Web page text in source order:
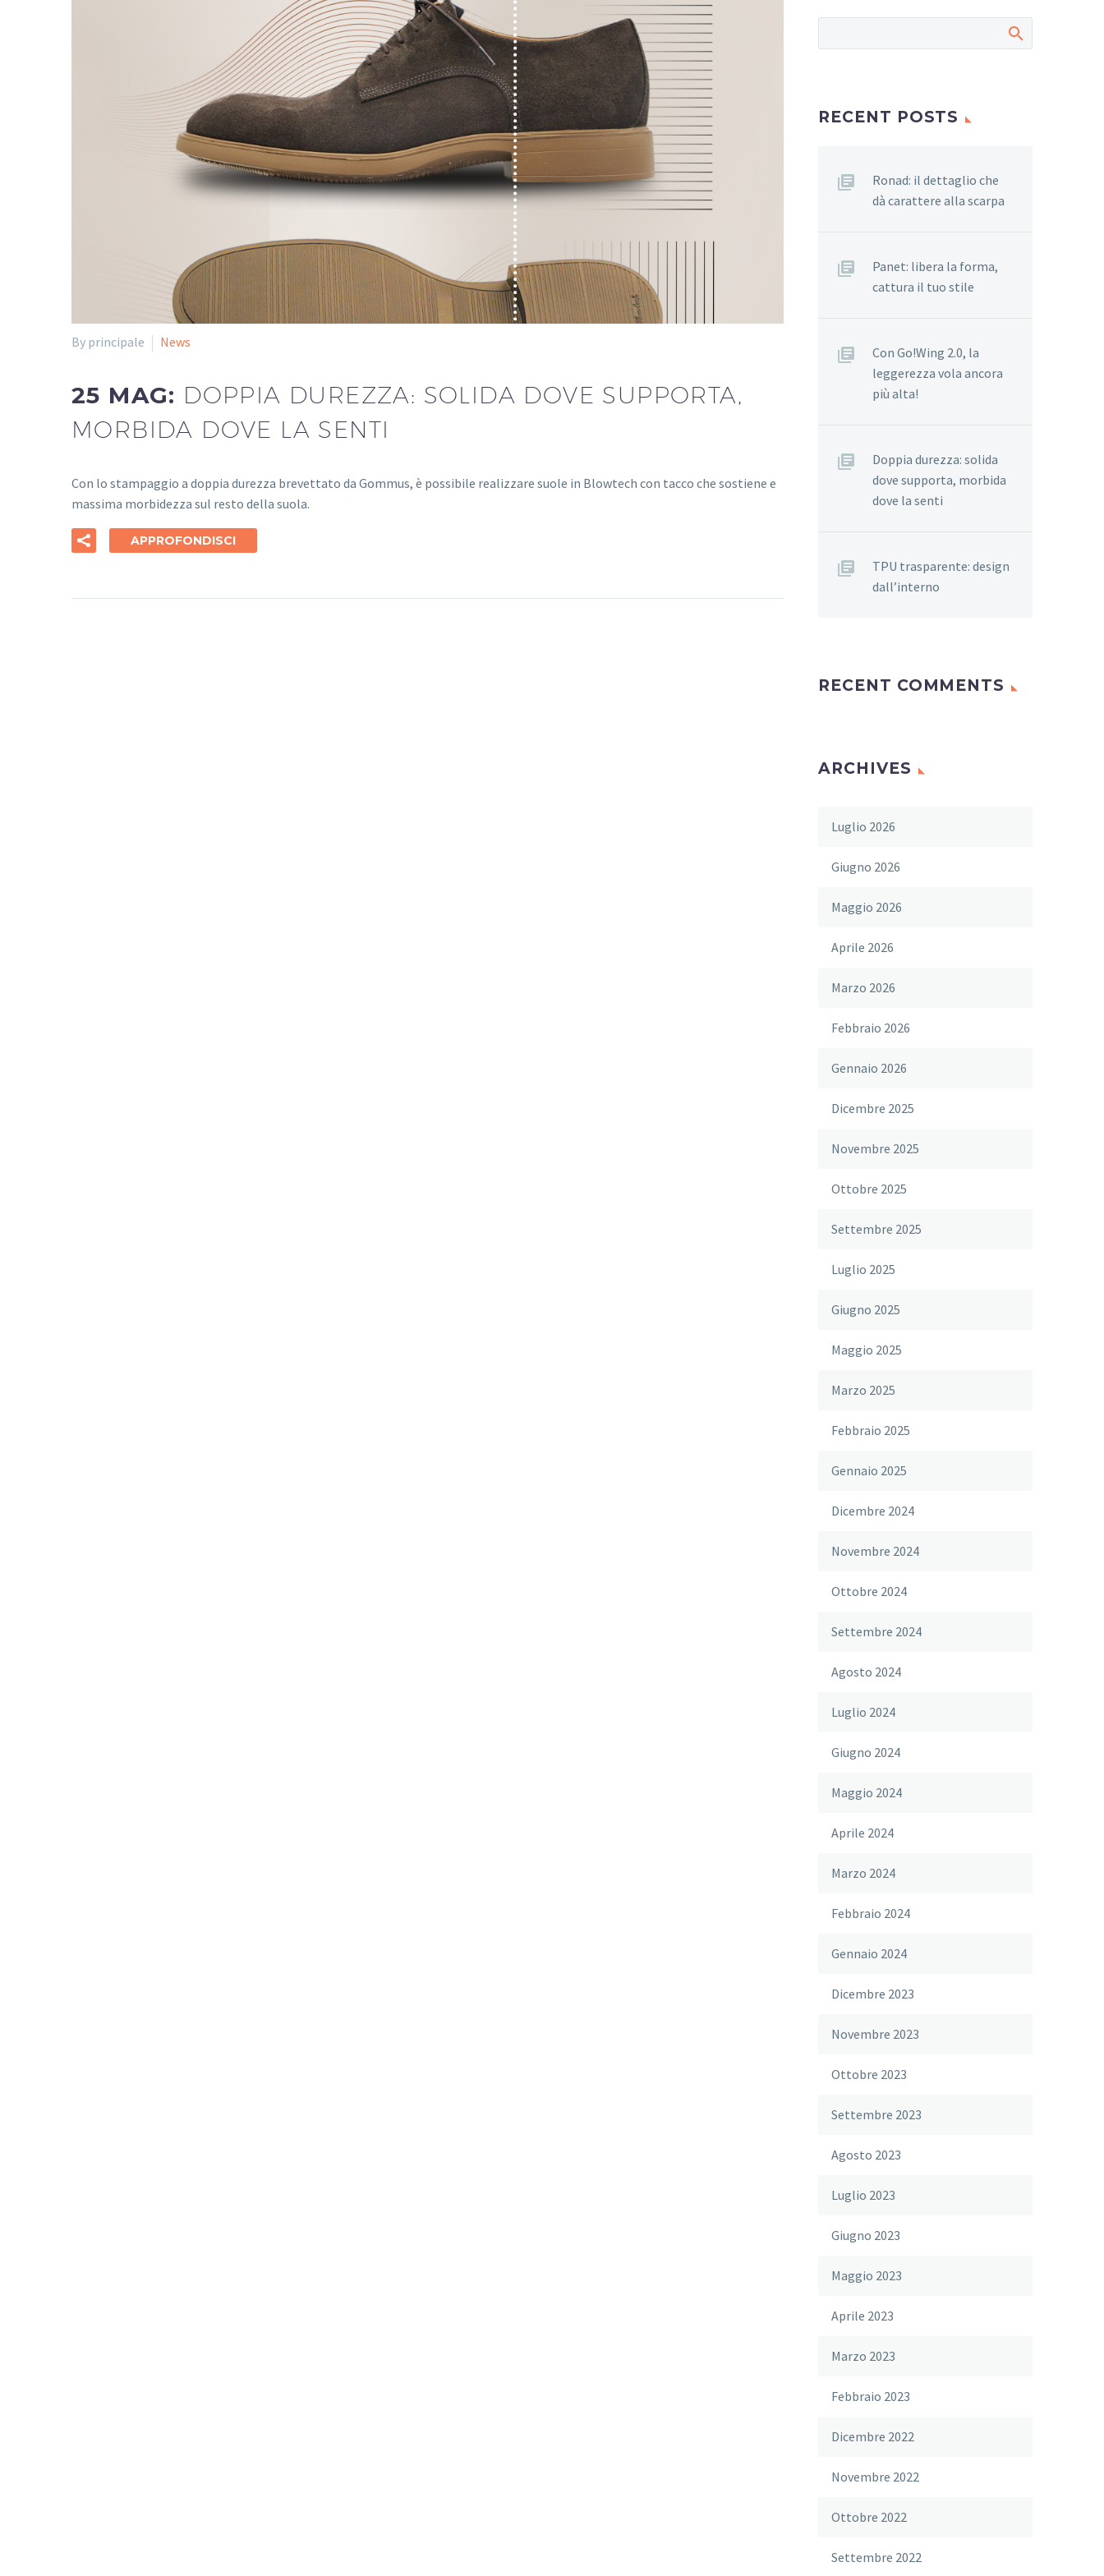
By principale News
25 MAG: DOPPIA DUREZZA: SOLIDA DOVE SUPPORTA,
MORBIDA DOVE LA SENTI
Con lo stampaggio a doppia durezza brevettato da Gommus, è possibile realizzare suole in Blowtech con tacco che sostiene e
massima morbidezza sul resto della suola.
APPROFONDISCI
RECENT POSTS
Ronad: il dettaglio che
dà carattere alla scarpa
Panet: libera la forma,
cattura il tuo stile
Con Go!Wing 2.0, la
leggerezza vola ancora
più alta!
Doppia durezza: solida
dove supporta, morbida
dove la senti
TPU trasparente: design
dall’interno
RECENT COMMENTS
ARCHIVES
Luglio 2026
Giugno 2026
Maggio 2026
Aprile 2026
Marzo 2026
Febbraio 2026
Gennaio 2026
Dicembre 2025
Novembre 2025
Ottobre 2025
Settembre 2025
Luglio 2025
Giugno 2025
Maggio 2025
Marzo 2025
Febbraio 2025
Gennaio 2025
Dicembre 2024
Novembre 2024
Ottobre 2024
Settembre 2024
Agosto 2024
Luglio 2024
Giugno 2024
Maggio 2024
Aprile 2024
Marzo 2024
Febbraio 2024
Gennaio 2024
Dicembre 2023
Novembre 2023
Ottobre 2023
Settembre 2023
Agosto 2023
Luglio 2023
Giugno 2023
Maggio 2023
Aprile 2023
Marzo 2023
Febbraio 2023
Dicembre 2022
Novembre 2022
Ottobre 2022
Settembre 2022